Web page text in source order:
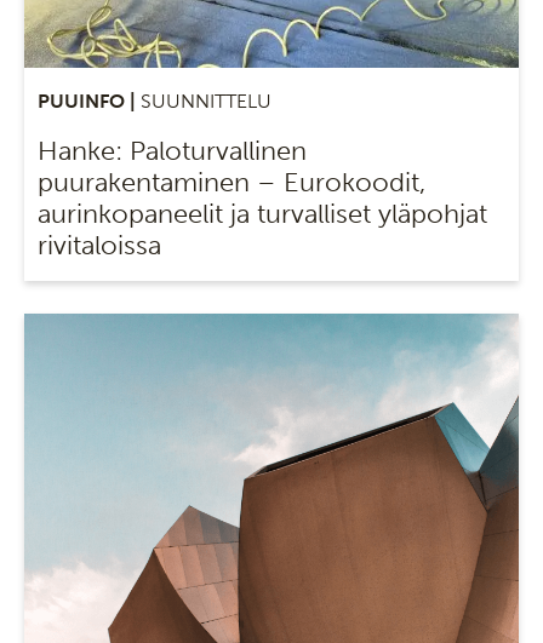
PUUINFO | SUUNNITTELU
Hanke: Paloturvallinen
puurakentaminen – Eurokoodit,
aurinkopaneelit ja turvalliset yläpohjat
rivitaloissa